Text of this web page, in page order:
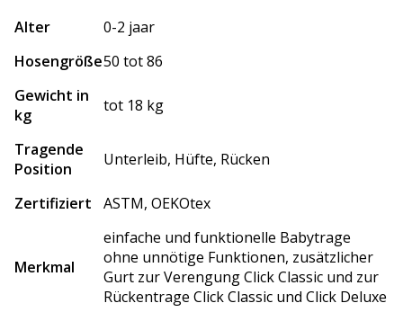
Alter
0-2 jaar
Hosengröße50 tot 86
Gewicht in
kg
tot 18 kg
Tragende
Position
Unterleib, Hüfte, Rücken
Zertifiziert ASTM, OEKOtex
Merkmal
einfache und funktionelle Babytrage
ohne unnötige Funktionen, zusätzlicher
Gurt zur Verengung Click Classic und zur
Rückentrage Click Classic und Click Deluxe